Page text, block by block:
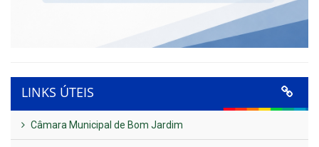
LINKS ÚTEIS
Câmara Municipal de Bom Jardim